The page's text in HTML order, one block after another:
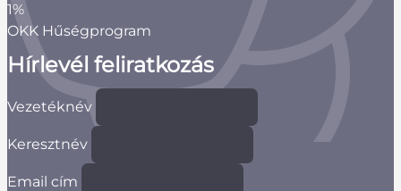
1%
OKK Hűségprogram
Hírlevél feliratkozás
Vezetéknév
Keresztnév
Email cím